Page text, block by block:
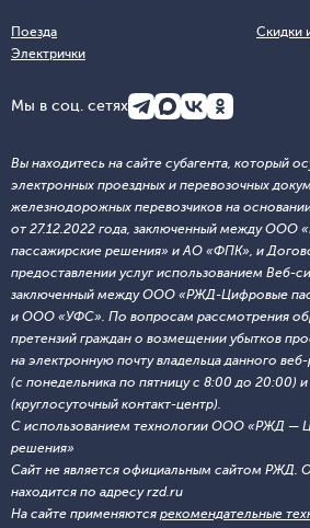
Поезда
Электрички
Скидки
Мы в соц. сетях
Вы находитесь на сайте субагента, который
электронных проездных и перевозочных
железнодорожных перевозчиков на
от 27.12.2022 года, заключенный между
пассажирские решения» и АО «ФПК», и
предоставлении услуг использованием Веб-
заключенный между ООО «РЖД-Цифровые
и ООО «УФС». По вопросам рассмотрения
претензий граждан о возмещении убытков
на электронную почту владельца данного
(с понедельника по пятницу с 8:00 до 20:00)
(круглосуточный контакт-центр).
С использованием технологии ООО «РЖД —
решения»
Сайт не является официальным сайтом РЖД.
находится по адресу rzd.ru
На сайте применяются рекомендательные